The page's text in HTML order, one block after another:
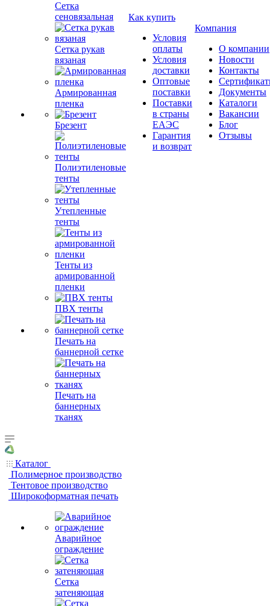
Сетка
сеновязальная
Сетка рукав
вязаная
Армированная
пленка
Брезент
Полиэтиленовые
тенты
Утепленные
тенты
Тенты из
армированной
пленки
ПВХ тенты
Печать на
баннерной сетке
Печать на
баннерных
тканях
Как купить
Условия
оплаты
Условия
доставки
Оптовые
поставки
Поставки
в страны
ЕАЭС
Гарантия
и возврат
Компания
О компании
Новости
Контакты
Документы
Каталоги
Вакансии
Блог
Отзывы
Каталог
Полимерное производство
Тентовое производство
Широкоформатная печать
Аварийное
ограждение
Сетка
затеняющая